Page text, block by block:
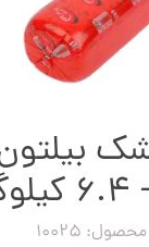
10025